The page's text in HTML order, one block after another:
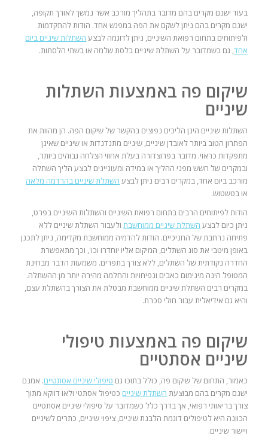
בעוד ישנם מקרים בהם מדובר בתהליך מורכב אשר נמשך לאורך תקופה,
ישנם מקרים בהם ניתן לשקם את הפה במפגש אחד. הודות להתקדמות
ולפיתוחים בתחום רפואת השיניים, ניתן לדוגמה לבצע השתלות שיניים ביום
אחד, גם כשמדובר על השתלת שיניים בלסת שלמה או בשתי הלסתות.
שיקום פה באמצעות השתלות
שיניים
השתלות שיניים הינן הליכים נפוצים בהקשר של שיקום הפה. הן מהוות את
הפתרון הטוב ביותר לאובדן שיניים, שיניים מתנדנדות או שיניים שאינן
מתפקדות כראוי. מדובר בפרוצדורה בעלת אחוזי הצלחה גבוהים ביותר,
ובמקרים של חשש מפני ההליך או במידה ומעוניינים לבצע הליך השתלה
מורכב ביום אחד, במקרים רבים ניתן לבצע השתלת שיניים בהרדמה מלאה
או בטשטוש.
הודות לפיתוחים הרבים בתחום רפואת השיניים והשתלות השיניים בפרט,
ניתן כיום לבצע השתלת שיניים ממוחשבתולעבור השתלת שיניים ללא
פתיחה נרחבת של החניכיים. הודות להדמיה ממוחשבת מקדימה, ניתן לתכנן
באופן מיטבי את סוג השתלים, המיקום אליו יוחדרו וכו', וכך מתאפשרת
החדרה נקודתית של השתלים, ללא צורך בתפרים. משמעות הדבר מבחינת
המטופל הינה מינימום כאבים ונפיחויות והחלמה מהירה יותר מן ההשתלה.
במקרים רבים השתלת שיניים ממוחשבת מבטלת את הצורך בהשתלת עצם,
והיא גם אידיאלית עבור חולי סכרת.
שיקום פה באמצעות טיפולי
שיניים אסתטיים
כאמור, התחום של שיקום פה, כולל בתוכו גם טיפולי שיניים אסתטיים. אמנם
ישנם מקרים בהם מבוצעת השתלת שיניים כטיפול אסתטי ולאו דווקא מתוך
צורך בריאותי רפואי, אך בדרך כלל כשמדובר על טיפולי שיניים אסתטיים
הכוונה היא לטיפולים דוגמת הלבנת שיניים, ציפוי שיניים, כתרים לשיניים
ויישור שיניים.